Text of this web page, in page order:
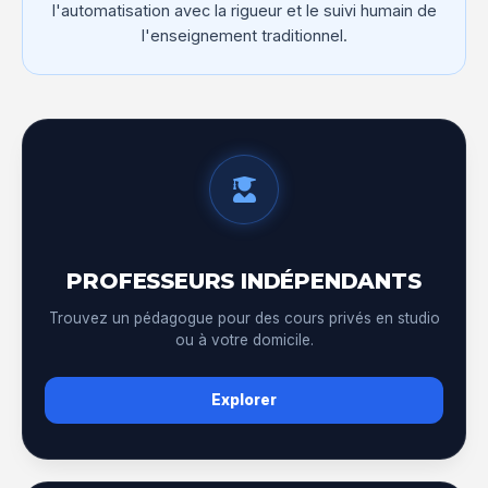
l'automatisation avec la rigueur et le suivi humain de
l'enseignement traditionnel.
PROFESSEURS INDÉPENDANTS
Trouvez un pédagogue pour des cours privés en studio
ou à votre domicile.
Explorer